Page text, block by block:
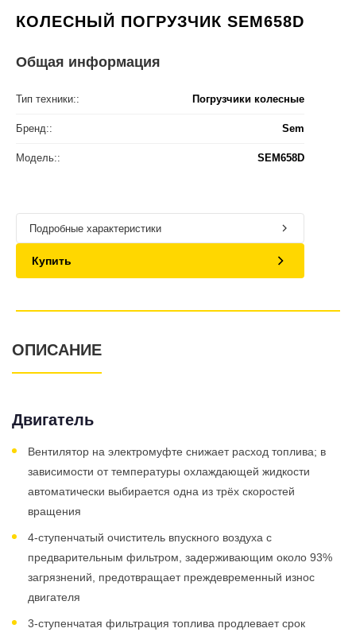
КОЛЕСНЫЙ ПОГРУЗЧИК SEM658D
Общая информация
Тип техники:: Погрузчики колесные
Бренд:: Sem
Модель:: SEM658D
Подробные характеристики
Купить
ОПИСАНИЕ
Двигатель
Вентилятор на электромуфте снижает расход топлива; в
зависимости от температуры охлаждающей жидкости
автоматически выбирается одна из трёх скоростей
вращения
4-ступенчатый очиститель впускного воздуха с
предварительным фильтром, задерживающим около 93%
загрязнений, предотвращает преждевременный износ
двигателя
3-ступенчатая фильтрация топлива продлевает срок